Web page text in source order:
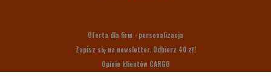
Oferta dla firm - personalizacja
Zapisz się na newsletter. Odbierz 40 zł!
Opinie klientów CARGO